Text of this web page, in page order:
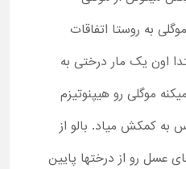
به روستا اتفاقات
اون یک مار درختی به
موگلی رو هیپنوتیزم
کمکش میاد. بالو از
عسل رو از درختها پایین